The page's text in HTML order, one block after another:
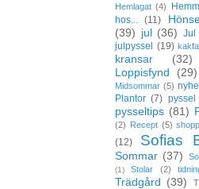
Hemlagat (4)
hos...
(11)
(39) jul (36) Jul
julpyssel
(19)
kransar (32)
Loppisfynd (29)
Midsommar (5)
Plantor (7) pyssel
pysseltips (81)
(2) Recept (5)
(12)
Sofias
Sommar (37)
(1)
Stolar (2)
Trädgård (39)